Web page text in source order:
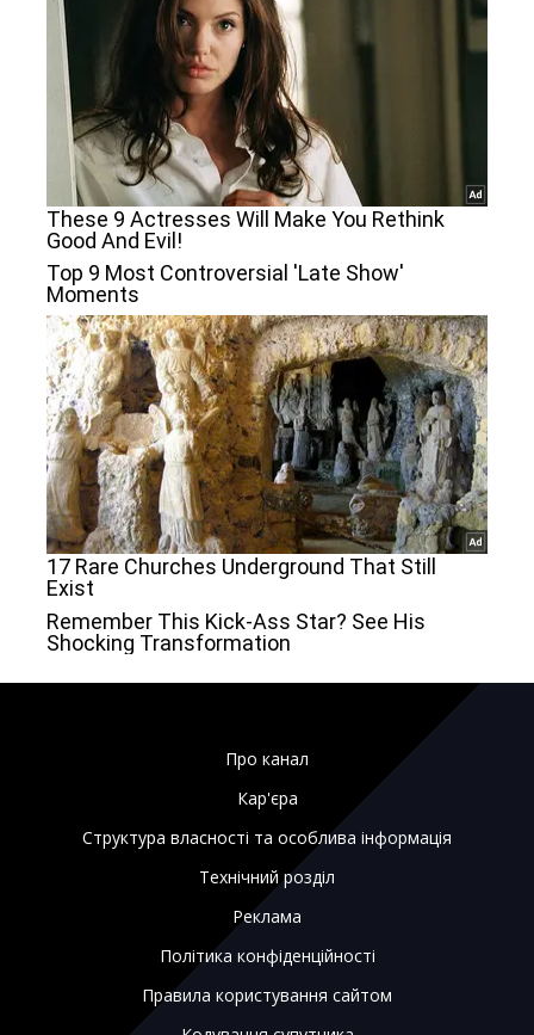
Про канал
Кар'єра
Структура власності та особлива інформація
Технічний розділ
Реклама
Політика конфіденційності
Правила користування сайтом